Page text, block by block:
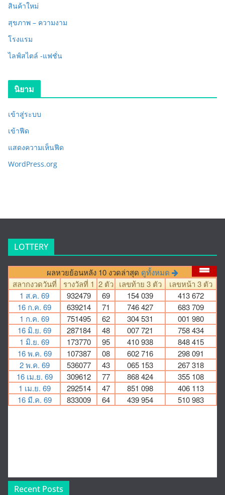
สินค้าใหม่
สุขภาพ – ความงาม
โรงแรม
ไลฟ์สไตล์ -แฟชั่น
นิยาม
เข้าสู่ระบบ
เข้าฟีด
แสดงความเห็นฟีด
WordPress.org
LOTTERY
Recent Posts